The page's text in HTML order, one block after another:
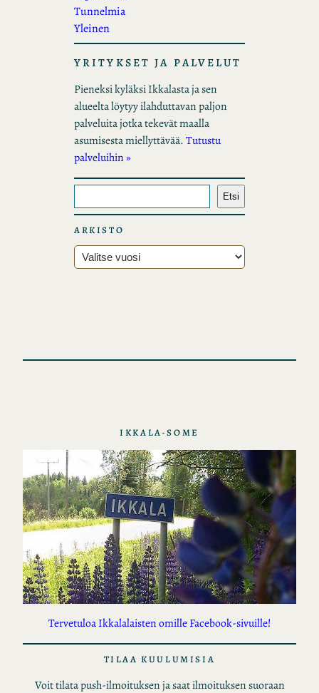
Tunnelmia
Yleinen
YRITYKSET JA PALVELUT
Pieneksi kyläksi Ikkalasta ja sen
alueelta löytyy ilahduttavan paljon
palveluita jotka tekevät maalla
asumisesta miellyttävää.Tutustu
palveluihin »
t
s
i
Etsi
ARKISTO
A
r
IKKALA-SOME
Tervetuloa Ikkalalaisten omille Facebook-sivuille!
TILAA KUULUMISIA
Voit tilata push-ilmoituksen ja saat ilmoituksen suoraan